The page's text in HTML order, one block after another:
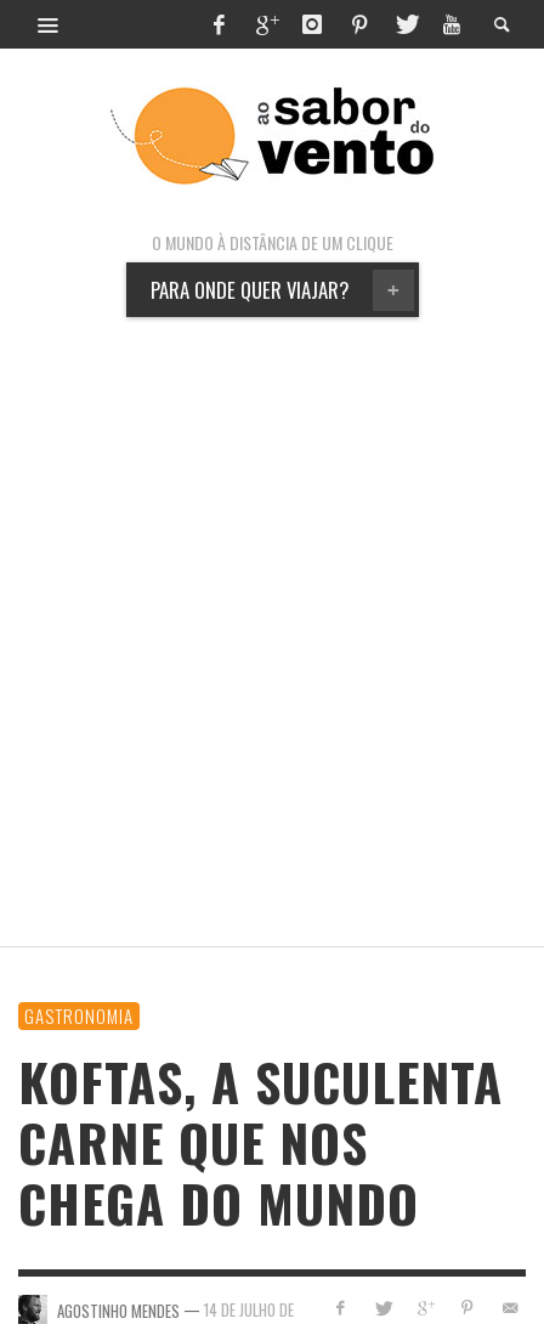
O MUNDO À DISTÂNCIA DE UM CLIQUE
+
PARA ONDE QUER VIAJAR?
GASTRONOMIA
KOFTAS, A SUCULENTA
CARNE QUE NOS
CHEGA DO MUNDO
AGOSTINHO MENDES — 14 DE JULHO DE